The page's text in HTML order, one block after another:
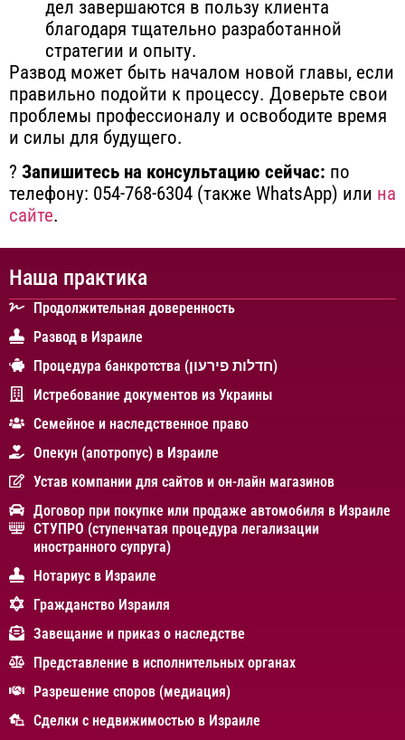
дел завершаются в пользу клиента
благодаря тщательно разработанной
стратегии и опыту.
Развод может быть началом новой главы, если
правильно подойти к процессу. Доверьте свои
проблемы профессионалу и освободите время
и силы для будущего.
? Запишитесь на консультацию сейчас: по
телефону: 054-768-6304 (также WhatsApp) или на
сайте.
Наша практика
Продолжительная доверенность
Развод в Израиле
Процедура банкротства (חדלות פירעון)
Истребование документов из Украины
Cемейное и наследственное право
Опекун (апотропус) в Израиле
Устав компании для сайтов и он-лайн магазинов
Договор при покупке или продаже автомобиля в Израиле
СТУПРО (ступенчатая процедура легализации
иностранного супруга)
Нотариус в Израиле
Гражданство Израиля
Завещание и приказ о наследстве
Представление в исполнительных органах
Разрешение споров (медиация)
Сделки с недвижимостью в Израиле